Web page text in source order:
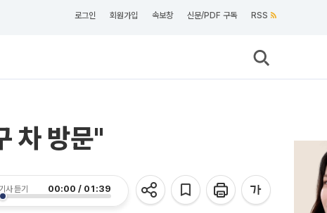
로그인 회원가입 속보창 신문/PDF 구독 RSS
차 방문"
사 듣기 00:00 / 01:39